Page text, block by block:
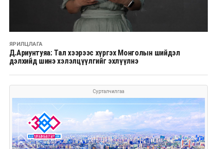
ЯРИЛЦЛАГА
Д.Ариунтуяа: Тал хээрээс хүргэх Монголын шийдэл
дэлхийд шинэ хэлэлцүүлгийг эхлүүлнэ
Сурталчилгаа